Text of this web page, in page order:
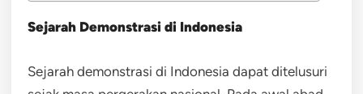
Sejarah Demonstrasi di Indonesia
Sejarah demonstrasi di Indonesia dapat ditelusuri